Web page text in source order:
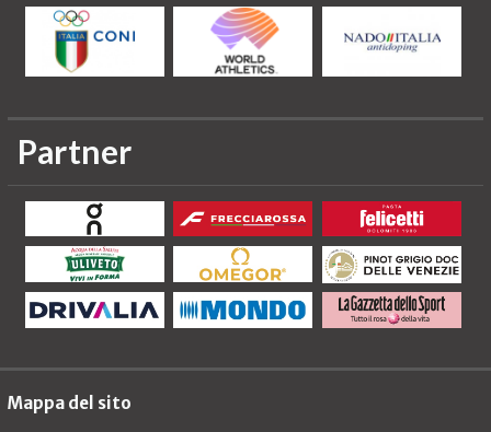
Partner
Mappa del sito